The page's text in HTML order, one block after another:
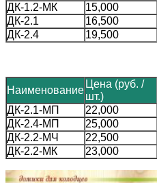
ДК-1.2-МК
15,000
ДК-2.1
16,500
ДК-2.4
19,500
Наименование
Цена (руб. /
шт.)
ДК-2.1-МП
22,000
ДК-2.4-МП
25,000
ДК-2.2-МЧ
22,500
ДК-2.2-МК
23,000